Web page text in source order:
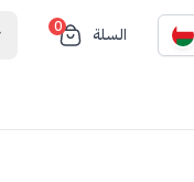
0 السلة